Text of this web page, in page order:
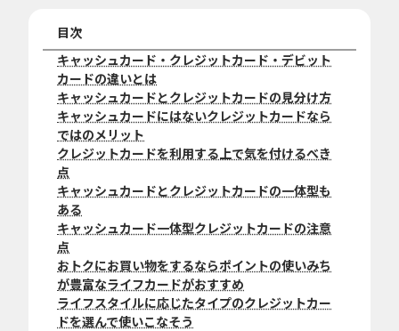
目次
キャッシュカード・クレジットカード・デビット
カードの違いとは
キャッシュカードとクレジットカードの見分け方
キャッシュカードにはないクレジットカードなら
ではのメリット
クレジットカードを利用する上で気を付けるべき
点
キャッシュカードとクレジットカードの一体型も
ある
キャッシュカード一体型クレジットカードの注意
点
おトクにお買い物をするならポイントの使いみち
が豊富なライフカードがおすすめ
ライフスタイルに応じたタイプのクレジットカー
ドを選んで使いこなそう